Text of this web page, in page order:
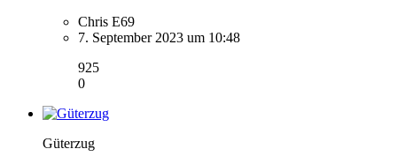
Chris E69
7. September 2023 um 10:48
925
0
Güterzug